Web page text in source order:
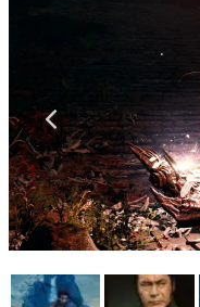
ゲーム
「経験値」
の起源や用
イニーP氏
カテゴリ
特集記事
マンガ
女性向け